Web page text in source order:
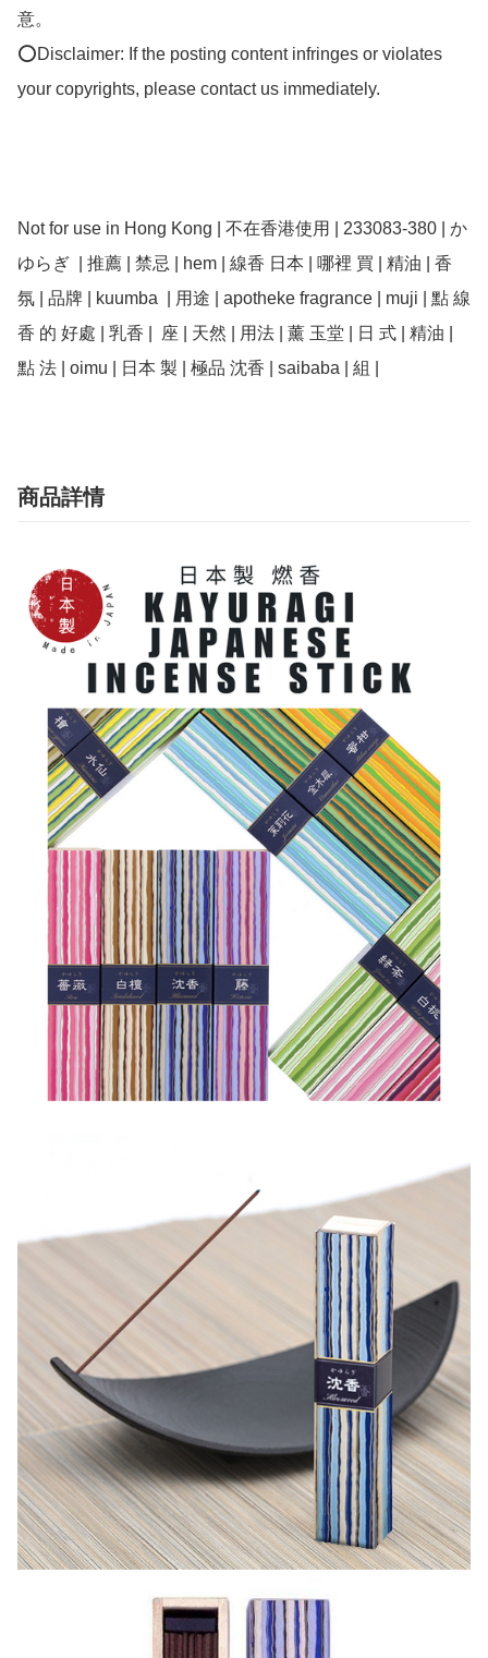
意。
⭕Disclaimer: If the posting content infringes or violates
your copyrights, please contact us immediately.
Not for use in Hong Kong | 不在香港使用 | 233083-380 | か
ゆらぎ  | 推薦 | 禁忌 | hem | 線香 日本 | 哪裡 買 | 精油 | 香
氛 | 品牌 | kuumba  | 用途 | apotheke fragrance | muji | 點 線
香 的 好處 | 乳香 |  座 | 天然 | 用法 | 薰 玉堂 | 日 式 | 精油 |
商品詳情